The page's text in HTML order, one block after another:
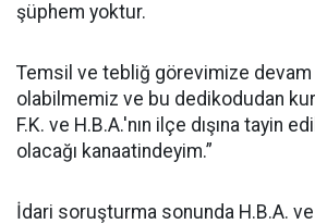
şüphem yoktur.
Temsil ve tebliğ görevimize devam
olabilmemiz ve bu dedikodudan
F.K. ve H.B.A.'nın ilçe dışına tayin
olacağı kanaatindeyim.”
İdari soruşturma sonunda H.B.A. ve